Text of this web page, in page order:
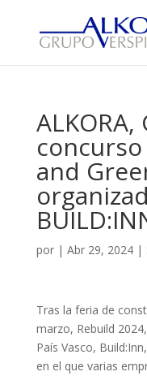
and
por | Abr 29, 2024|
Tras la feria de
marzo, Rebuild
País Vasco,
en el que varias